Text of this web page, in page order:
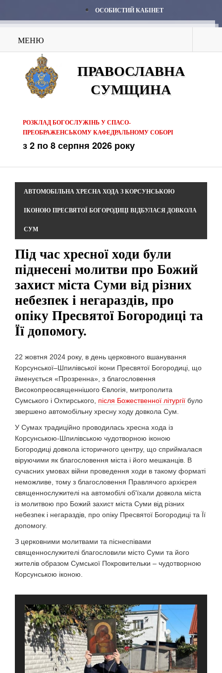
ОСОБИСТИЙ КАБІНЕТ
МЕНЮ
ПРАВОСЛАВНА
СУМЩИНА
РОЗКЛАД БОГОСЛУЖІНЬ У СПАСО-
ПРЕОБРАЖЕНСЬКОМУ КАФЕДРАЛЬНОМУ СОБОРІ
з 2 по 8 серпня 2026 року
АВТОМОБІЛЬНА ХРЕСНА ХОДА З КОРСУНСЬКОЮ
ІКОНОЮ ПРЕСВЯТОЇ БОГОРОДИЦІ ВІДБУЛАСЯ ДОВКОЛА
СУМ
Під час хресної ходи були
піднесені молитви про Божий
захист міста Суми від різних
небезпек і негараздів, про
опіку Пресвятої Богородиці та
Її допомогу.
22 жовтня 2024 року, в день церковного вшанування
Корсунської–Шпилівської ікони Пресвятої Богородиці, що
йменується «Прозренна», з благословення
Високопреосвященнішого Євлогія, митрополита
Сумського і Охтирського, після Божественної літургії було
звершено автомобільну хресну ходу довкола Сум.
У Сумах традиційно проводилась хресна хода із
Корсунською-Шпилівською чудотворною іконою
Богородиці довкола історичного центру, що сприймалася
віруючими як благословення міста і його мешканців. В
сучасних умовах війни проведення ходи в такому форматі
неможливе, тому з благословення Правлячого архієрея
священнослужителі на автомобілі об'їхали довкола міста
із молитвою про Божий захист міста Суми від різних
небезпек і негараздів, про опіку Пресвятої Богородиці та Її
допомогу.
З церковними молитвами та піснеспівами
священнослужителі благословили місто Суми та його
жителів образом Сумської Покровительки – чудотворною
Корсунською іконою.